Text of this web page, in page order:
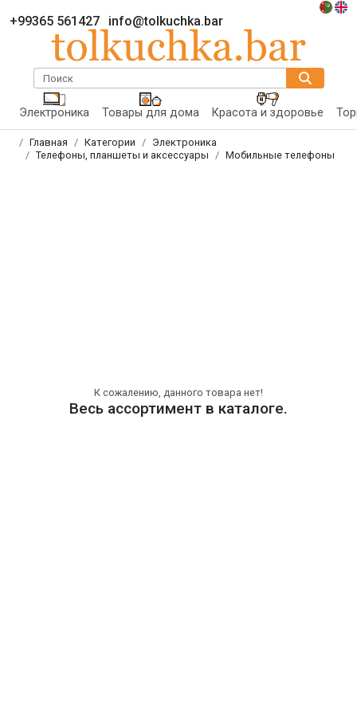
+99365 561427 info@tolkuchka.bar
Поиск
Электроника Товары для дома Красота и здоровье
Главная Категории
Электроника
Телефоны, планшеты и аксессуары
Мобильные телефоны
К сожалению, данного товара нет!
Весь ассортимент в каталоге.